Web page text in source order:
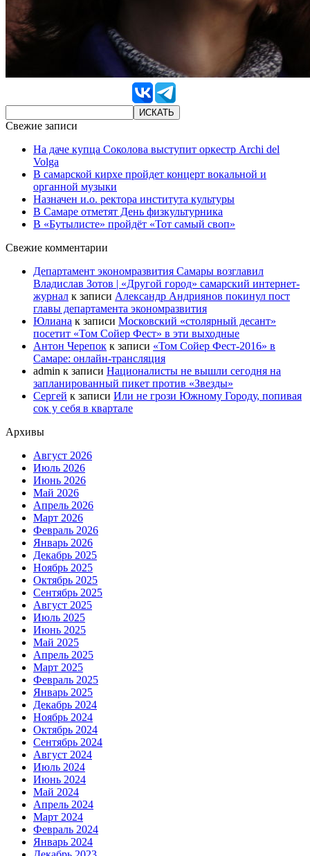
Свежие записи
На даче купца Соколова выступит оркестр Archi del
Volga
В самарской кирхе пройдет концерт вокальной и
органной музыки
Назначен и.о. ректора института культуры
В Самаре отметят День физкультурника
В «Бутылисте» пройдёт «Тот самый своп»
Свежие комментарии
Департамент экономразвития Самары возглавил
Владислав Зотов | «Другой город» самарский интернет-
журнал к записи Александр Андриянов покинул пост
главы департамента экономразвития
Юлиана к записи Московский «столярный десант»
посетит «Том Сойер Фест» в эти выходные
Антон Черепок к записи «Том Сойер Фест-2016» в
Самаре: онлайн-трансляция
admin к записи Националисты не вышли сегодня на
запланированный пикет против «Звезды»
Сергей к записи Или не грози Южному Городу, попивая
сок у себя в квартале
Архивы
Август 2026
Июль 2026
Июнь 2026
Май 2026
Апрель 2026
Март 2026
Февраль 2026
Январь 2026
Декабрь 2025
Ноябрь 2025
Октябрь 2025
Сентябрь 2025
Август 2025
Июль 2025
Июнь 2025
Май 2025
Апрель 2025
Март 2025
Февраль 2025
Январь 2025
Декабрь 2024
Ноябрь 2024
Октябрь 2024
Сентябрь 2024
Август 2024
Июль 2024
Июнь 2024
Май 2024
Апрель 2024
Март 2024
Февраль 2024
Январь 2024